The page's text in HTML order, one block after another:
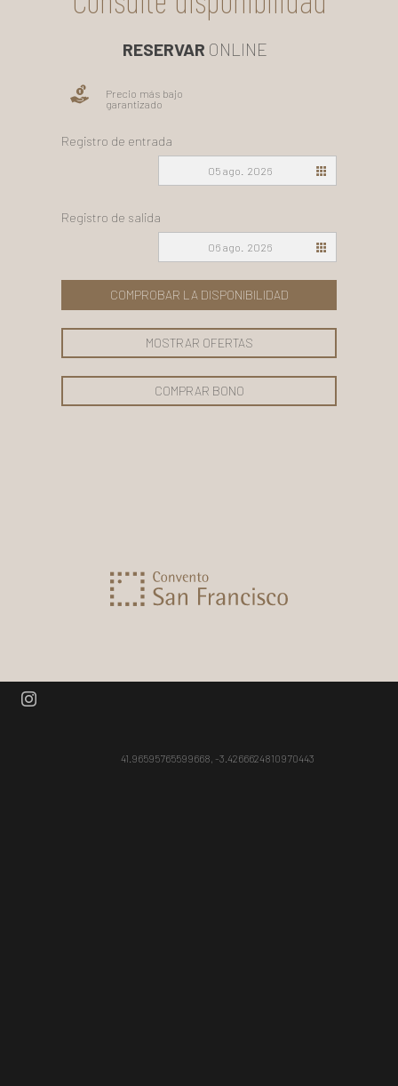
RESERVAR ONLINE
Precio más bajo
garantizado
Registro de entrada
05 ago. 2026
Registro de salida
06 ago. 2026
COMPROBAR LA DISPONIBILIDAD
MOSTRAR OFERTAS
COMPRAR BONO
41.96595765599668, -3.4266624810970443